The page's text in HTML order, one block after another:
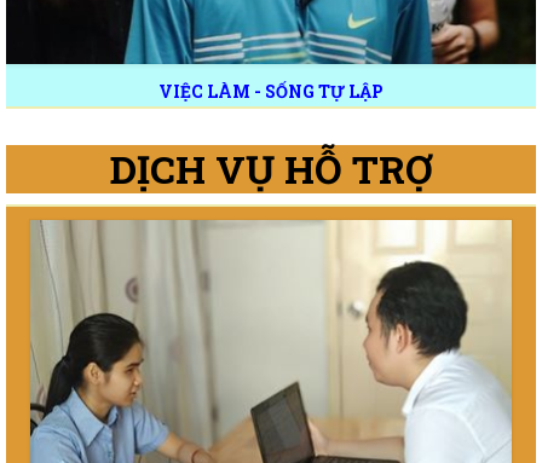
VIỆC LÀM - SỐNG TỰ LẬP
DỊCH VỤ HỖ TRỢ